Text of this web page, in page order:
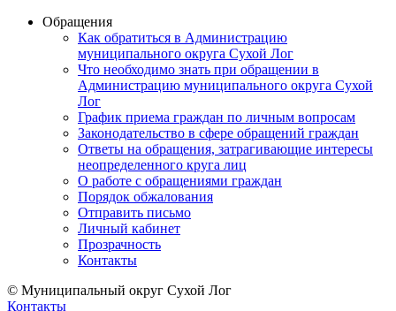
Обращения
Как обратиться в Администрацию
муниципального округа Сухой Лог
Что необходимо знать при обращении в
Администрацию муниципального округа Сухой
Лог
График приема граждан по личным вопросам
Законодательство в сфере обращений граждан
Ответы на обращения, затрагивающие интересы
неопределенного круга лиц
О работе с обращениями граждан
Порядок обжалования
Отправить письмо
Личный кабинет
Прозрачность
Контакты
© Муниципальный округ Сухой Лог
Контакты